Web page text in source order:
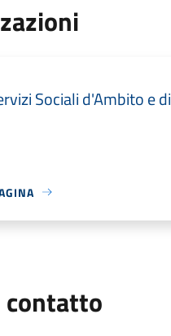
Sociali d'Ambito e di